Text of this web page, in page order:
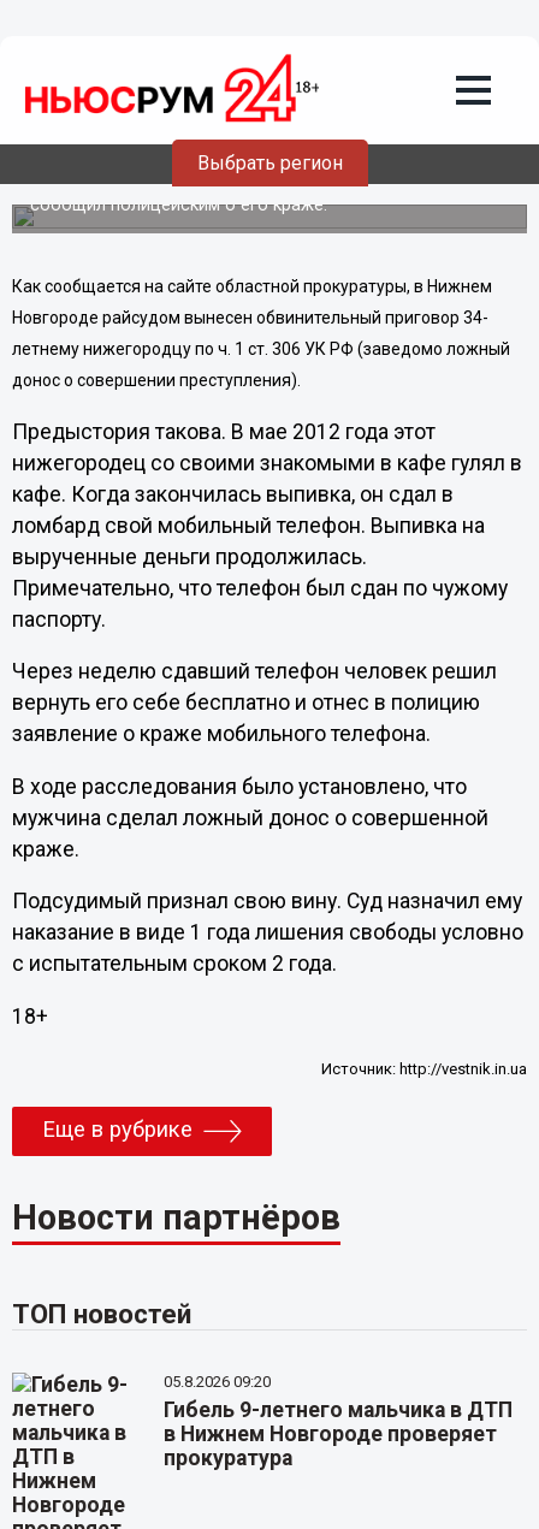
Выбрать регион
21.02.201308:03
Условный срок получил нижегородец
за ложный донос
Преступник сдал свой мобильный телефон в ломбард и
сообщил полицейским о его краже.
Как сообщается на сайте областной прокуратуры, в Нижнем
Новгороде райсудом вынесен обвинительный приговор 34-
летнему нижегородцу по ч. 1 ст. 306 УК РФ (заведомо ложный
донос о совершении преступления).
Предыстория такова. В мае 2012 года этот
нижегородец со своими знакомыми в кафе гулял в
кафе. Когда закончилась выпивка, он сдал в
ломбард свой мобильный телефон. Выпивка на
вырученные деньги продолжилась.
Примечательно, что телефон был сдан по чужому
паспорту.
Через неделю сдавший телефон человек решил
вернуть его себе бесплатно и отнес в полицию
заявление о краже мобильного телефона.
В ходе расследования было установлено, что
мужчина сделал ложный донос о совершенной
краже.
Подсудимый признал свою вину. Суд назначил ему
наказание в виде 1 года лишения свободы условно
с испытательным сроком 2 года.
18+
Источник:http://vestnik.in.ua
Еще в рубрике
Новости партнёров
ТОП новостей
05.8.2026 09:20
Гибель 9-летнего мальчика в ДТП
в Нижнем Новгороде проверяет
прокуратура